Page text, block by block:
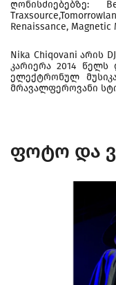
ღონისძიებებზე:
Renaissance,
Nika Chiqovani არის
კარიერა 2014
ელექტრონულ
მრავალფეროვანი
ფოტო და